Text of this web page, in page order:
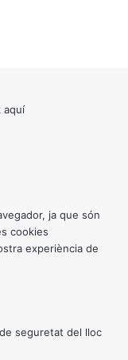
aquí
ja que són
cookies
experiència de
seguretat del lloc